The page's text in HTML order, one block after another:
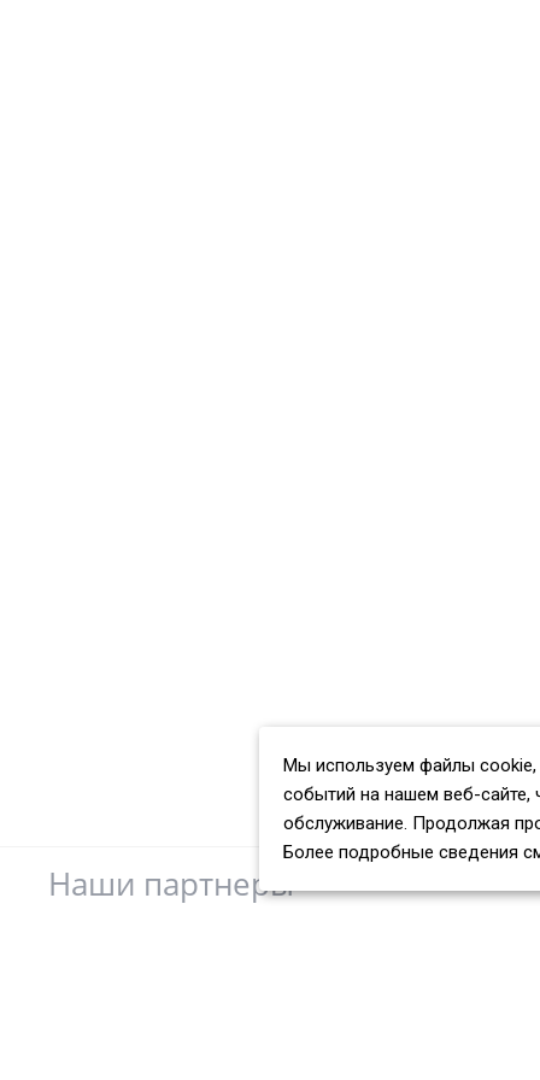
Наши партнеры
Мы используем файлы cookie,
событий на нашем веб-сайте,
обслуживание. Продолжая
Более подробные сведения